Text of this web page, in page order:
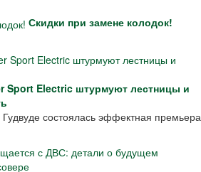
Скидки при замене колодок!
Sport Electric штурмуют лестницы и
состоялась эффектная премьера